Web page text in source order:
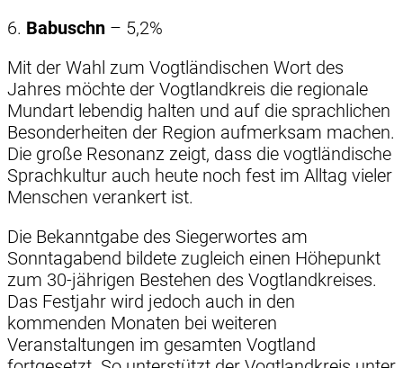
6. Babuschn – 5,2%
Mit der Wahl zum Vogtländischen Wort des
Jahres möchte der Vogtlandkreis die regionale
Mundart lebendig halten und auf die sprachlichen
Besonderheiten der Region aufmerksam machen.
Die große Resonanz zeigt, dass die vogtländische
Sprachkultur auch heute noch fest im Alltag vieler
Menschen verankert ist.
Die Bekanntgabe des Siegerwortes am
Sonntagabend bildete zugleich einen Höhepunkt
zum 30-jährigen Bestehen des Vogtlandkreises.
Das Festjahr wird jedoch auch in den
kommenden Monaten bei weiteren
Veranstaltungen im gesamten Vogtland